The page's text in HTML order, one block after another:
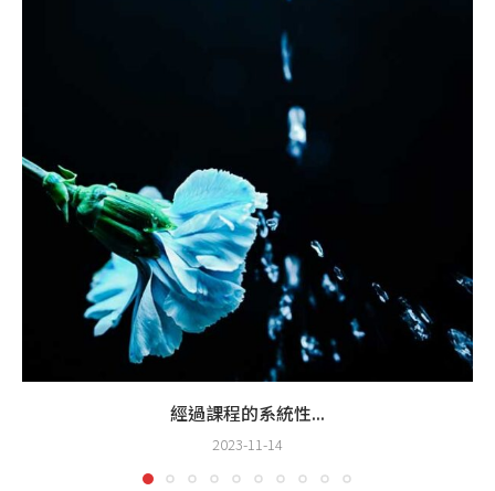
經過課程的系統性...
2023-11-14